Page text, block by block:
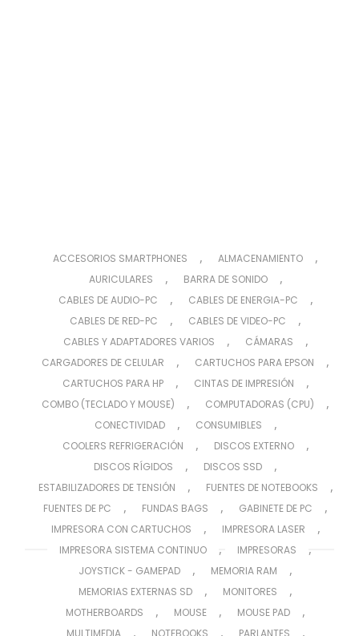
ACCESORIOS SMARTPHONES , ALMACENAMIENTO ,
AURICULARES , BARRA DE SONIDO ,
CABLES DE AUDIO-PC , CABLES DE ENERGIA-PC ,
CABLES DE RED-PC , CABLES DE VIDEO-PC ,
CABLES Y ADAPTADORES VARIOS , CÁMARAS ,
CARGADORES DE CELULAR , CARTUCHOS PARA EPSON ,
CARTUCHOS PARA HP , CINTAS DE IMPRESIÓN ,
COMBO (TECLADO Y MOUSE) , COMPUTADORAS (CPU) ,
CONECTIVIDAD , CONSUMIBLES ,
COOLERS REFRIGERACIÓN , DISCOS EXTERNO ,
DISCOS RÍGIDOS , DISCOS SSD ,
ESTABILIZADORES DE TENSIÓN , FUENTES DE NOTEBOOKS ,
FUENTES DE PC , FUNDAS BAGS , GABINETE DE PC ,
IMPRESORA CON CARTUCHOS , IMPRESORA LASER ,
IMPRESORA SISTEMA CONTINUO , IMPRESORAS ,
JOYSTICK - GAMEPAD , MEMORIA RAM ,
MEMORIAS EXTERNAS SD , MONITORES ,
MOTHERBOARDS , MOUSE , MOUSE PAD ,
MULTIMEDIA , NOTEBOOKS , PARLANTES ,